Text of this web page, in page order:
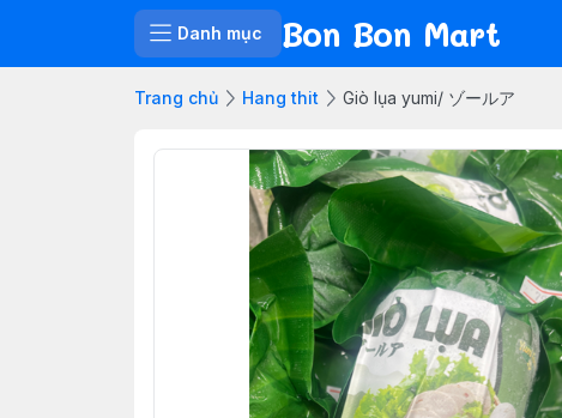
Danh mục Bon Bon Mart
Trang chủ Hang thit Giò lụa yumi/ ゾールア